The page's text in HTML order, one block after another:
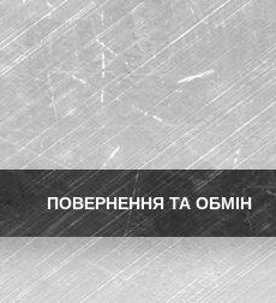
ПОВЕРНЕННЯ ТА ОБМІН